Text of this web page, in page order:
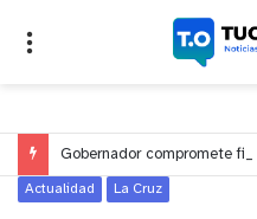
Actualidad La Cruz